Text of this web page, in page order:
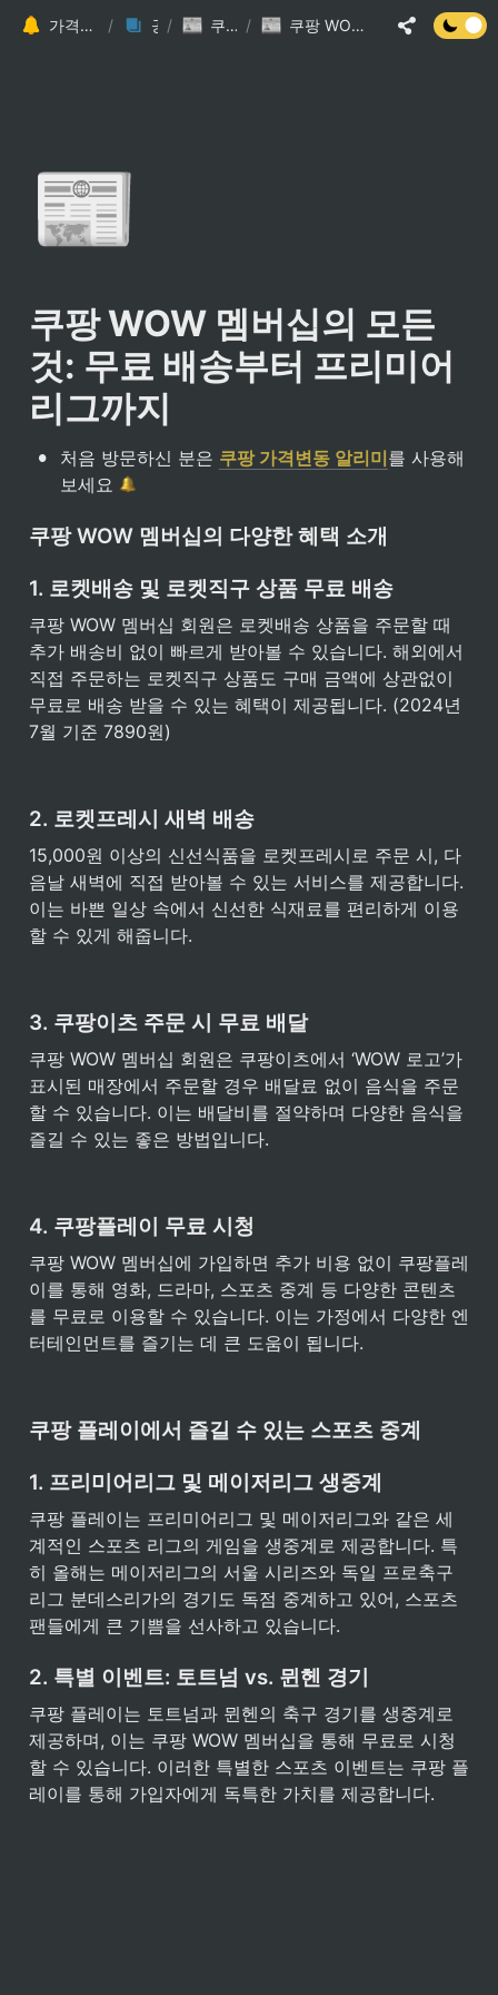
가격변동 알리미 가이드 (가격 추적) / 공지사항
/ 쿠팡 관련 게시글 / 쿠팡 WOW 멤버십의 모든 것: 무료 배송부터 프리미어리그까지
📰
쿠팡 WOW 멤버십의 모든
것: 무료 배송부터 프리미어
리그까지
• 처음 방문하신 분은 쿠팡 가격변동 알리미를 사용해
보세요
쿠팡 WOW 멤버십의 다양한 혜택 소개
1. 로켓배송 및 로켓직구 상품 무료 배송
쿠팡 WOW 멤버십 회원은 로켓배송 상품을 주문할 때
추가 배송비 없이 빠르게 받아볼 수 있습니다. 해외에서
직접 주문하는 로켓직구 상품도 구매 금액에 상관없이
무료로 배송 받을 수 있는 혜택이 제공됩니다. (2024년
7월 기준 7890원)
2. 로켓프레시 새벽 배송
15,000원 이상의 신선식품을 로켓프레시로 주문 시, 다
음날 새벽에 직접 받아볼 수 있는 서비스를 제공합니다.
이는 바쁜 일상 속에서 신선한 식재료를 편리하게 이용
할 수 있게 해줍니다.
3. 쿠팡이츠 주문 시 무료 배달
쿠팡 WOW 멤버십 회원은 쿠팡이츠에서 ‘WOW 로고’가
표시된 매장에서 주문할 경우 배달료 없이 음식을 주문
할 수 있습니다. 이는 배달비를 절약하며 다양한 음식을
즐길 수 있는 좋은 방법입니다.
4. 쿠팡플레이 무료 시청
쿠팡 WOW 멤버십에 가입하면 추가 비용 없이 쿠팡플레
이를 통해 영화, 드라마, 스포츠 중계 등 다양한 콘텐츠
를 무료로 이용할 수 있습니다. 이는 가정에서 다양한 엔
터테인먼트를 즐기는 데 큰 도움이 됩니다.
쿠팡 플레이에서 즐길 수 있는 스포츠 중계
1. 프리미어리그 및 메이저리그 생중계
쿠팡 플레이는 프리미어리그 및 메이저리그와 같은 세
계적인 스포츠 리그의 게임을 생중계로 제공합니다. 특
히 올해는 메이저리그의 서울 시리즈와 독일 프로축구
리그 분데스리가의 경기도 독점 중계하고 있어, 스포츠
팬들에게 큰 기쁨을 선사하고 있습니다.
2. 특별 이벤트: 토트넘 vs. 뮌헨 경기
쿠팡 플레이는 토트넘과 뮌헨의 축구 경기를 생중계로
제공하며, 이는 쿠팡 WOW 멤버십을 통해 무료로 시청
할 수 있습니다. 이러한 특별한 스포츠 이벤트는 쿠팡 플
레이를 통해 가입자에게 독특한 가치를 제공합니다.